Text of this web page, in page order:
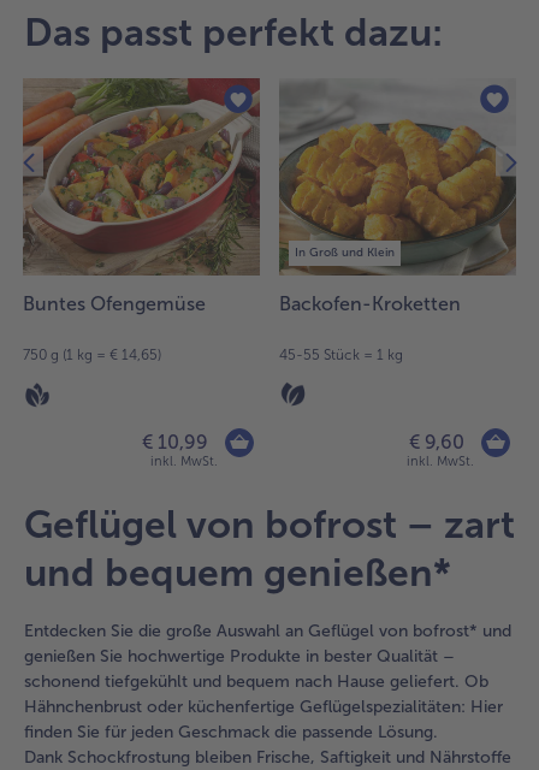
Übersicht.
befinden
sich
14
Artikel
in
der
Liste.
Das passt perfekt dazu:
Buntes Ofengemüse
750 g (1 kg = € 14,65)
€ 10,99
inkl. MwSt.
In Groß und Klein
Backofen-Kroketten
45-55 Stück = 1 kg
€ 9,60
inkl. MwSt.
Geflügel von bofrost – zart
und bequem genießen*
Entdecken Sie die große Auswahl an Geflügel von bofrost* und
genießen Sie hochwertige Produkte in bester Qualität –
schonend tiefgekühlt und bequem nach Hause geliefert. Ob
Hähnchenbrust oder küchenfertige Geflügelspezialitäten: Hier
finden Sie für jeden Geschmack die passende Lösung.
Dank Schockfrostung bleiben Frische, Saftigkeit und Nährstoffe